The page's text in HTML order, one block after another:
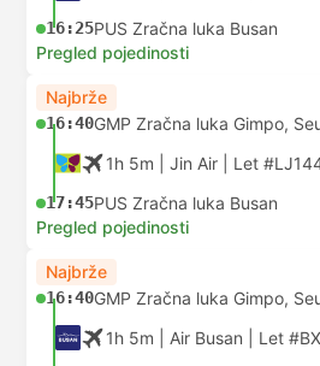
16:25PUS Zračna luka Busan
Pregled pojedinosti
Najbrže
16:40GMP Zračna luka Gimpo,
1h 5m | Jin Air Let
17:45PUS Zračna luka Busan
Pregled pojedinosti
Najbrže
16:40GMP Zračna luka Gimpo,
1h 5m | Air Busan Let